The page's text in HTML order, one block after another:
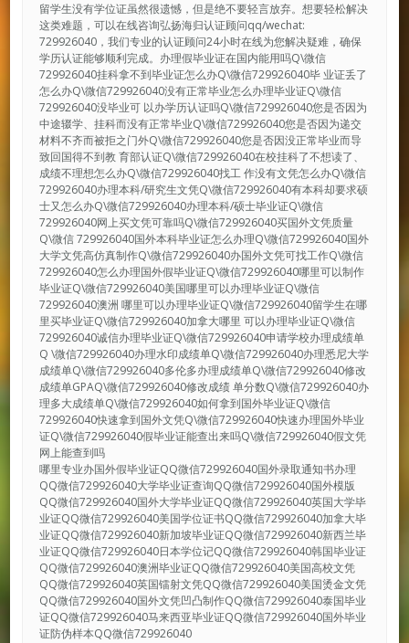
留学生没有学位证虽然很遗憾，但是绝不要轻言放弃。想要轻松解决
这类难题，可以在线咨询弘扬海归认证顾问qq/wechat:
729926040，我们专业的认证顾问24小时在线为您解决疑难，确保
学历认证能够顺利完成。办理假毕业证在国内能用吗Q\微信
729926040挂科拿不到毕业证怎么办Q\微信729926040毕 业证丢了
怎么办Q\微信729926040没有正常毕业怎么办理毕业证Q\微信
729926040没毕业可 以办学历认证吗Q\微信729926040您是否因为
中途辍学、挂科而没有正常毕业Q\微信729926040您是否因为递交
材料不齐而被拒之门外Q\微信729926040您是否因没正常毕业而导
致回国得不到教 育部认证Q\微信729926040在校挂科了不想读了、
成绩不理想怎么办Q\微信729926040找工 作没有文凭怎么办Q\微信
729926040办理本科/研究生文凭Q\微信729926040有本科却要求硕
士又怎么办Q\微信729926040办理本科/硕士毕业证Q\微信
729926040网上买文凭可靠吗Q\微信729926040买国外文凭质量
Q\微信 729926040国外本科毕业证怎么办理Q\微信729926040国外
大学文凭高仿真制作Q\微信729926040办国外文凭可找工作Q\微信
729926040怎么办理国外假毕业证Q\微信729926040哪里可以制作
毕业证Q\微信729926040美国哪里可以办理毕业证Q\微信
729926040澳洲 哪里可以办理毕业证Q\微信729926040留学生在哪
里买毕业证Q\微信729926040加拿大哪里 可以办理毕业证Q\微信
729926040诚信办理毕业证Q\微信729926040申请学校办理成绩单
Q \微信729926040办理水印成绩单Q\微信729926040办理悉尼大学
成绩单Q\微信729926040多伦多办理成绩单Q\微信729926040修改
成绩单GPAQ\微信729926040修改成绩 单分数Q\微信729926040办
理多大成绩单Q\微信729926040如何拿到国外毕业证Q\微信
729926040快速拿到国外文凭Q\微信729926040快速办理国外毕业
证Q\微信729926040假毕业证能查出来吗Q\微信729926040假文凭
网上能查到吗
哪里专业办国外假毕业证QQ微信729926040国外录取通知书办理
QQ微信729926040大学毕业证查询QQ微信729926040国外模版
QQ微信729926040国外大学毕业证QQ微信729926040英国大学毕
业证QQ微信729926040美国学位证书QQ微信729926040加拿大毕
业证QQ微信729926040新加坡毕业证QQ微信729926040新西兰毕
业证QQ微信729926040日本学位记QQ微信729926040韩国毕业证
QQ微信729926040澳洲毕业证QQ微信729926040美国高校文凭
QQ微信729926040英国镭射文凭QQ微信729926040美国烫金文凭
QQ微信729926040国外文凭凹凸制作QQ微信729926040泰国毕业
证QQ微信729926040马来西亚毕业证QQ微信729926040国外毕业
证防伪样本QQ微信729926040